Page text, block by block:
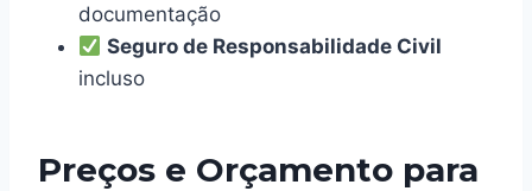
documentação
Seguro de Responsabilidade Civil
incluso
Preços e Orçamento para